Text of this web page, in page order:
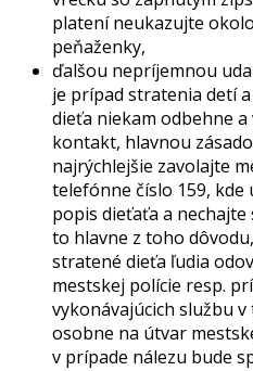
platení neukazujte
peňaženky,
ďalšou nepríjemnou
je prípad stratenia detí
dieťa niekam odbehne
kontakt, hlavnou
najrýchlejšie zavolajte
telefónne číslo 159,
popis dieťaťa a
to hlavne z toho
stratené dieťa ľudia
mestskej polície resp.
vykonávajúcich službu
osobne na útvar
v prípade nálezu bude